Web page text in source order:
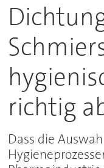
richtig
Dass die